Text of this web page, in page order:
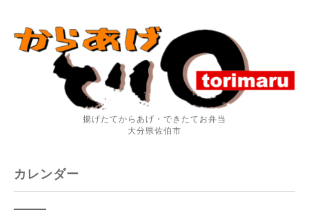
揚げたてからあげ・できたてお弁当
大分県佐伯市
カレンダー